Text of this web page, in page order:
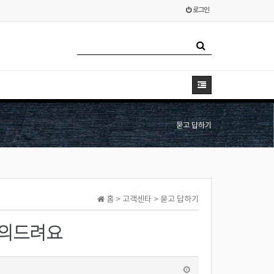
로그인
묻고 답하기
홈 > 고객센타 > 묻고 답하기
드려요